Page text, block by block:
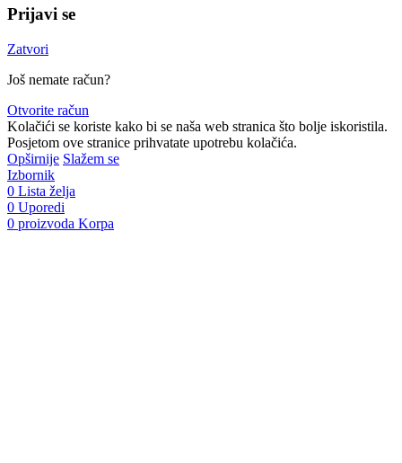
Prijavi se
Zatvori
Još nemate račun?
Otvorite račun
Kolačići se koriste kako bi se naša web stranica što bolje iskoristila.
Posjetom ove stranice prihvatate upotrebu kolačića.
Opširnije Slažem se
Izbornik
0 Lista želja
0 Uporedi
0 proizvoda Korpa